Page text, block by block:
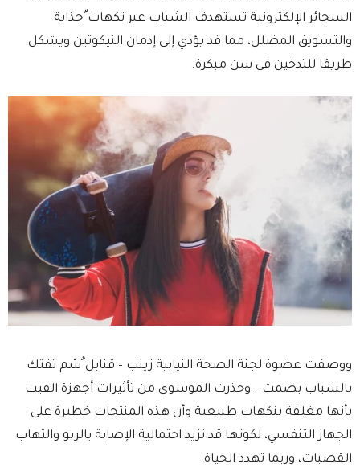
السجائر الإلكترونية تستهدف الشباب عبر نكهات ّجذابة
والتسويق المضلل، مما قد يؤدي إلى إدمان النيكوتين ويشكل
طريقا للتدخين في سن مبكرة.
ووصفت عضوة لجنة الصحة النيابية زينب – قنابل ُسّم تفتك
بالشباب بصمت-. وحذرت الموسوي من تأثيرات أجهزة الفيب
بأنها مغلفة بنكهات طبيعية وأن هذه المنتجات خطيرة على
الجهاز التنفسي، لكونها قد تزيد احتمالية الإصابة بالربو والتهاب
القصبات، وربما تهدد الحياة.